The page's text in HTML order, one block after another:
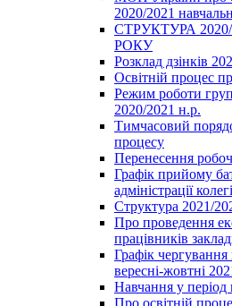
2020/2021
СТРУКТУРА
РОКУ
Розклад дзінків
Освітній процес
Режим роботи
2020/2021 н.р.
Тимчасовий
процесу
Перенесення
Графік прийому
адміністрації
Структура 2021/
Про проведення
працівників
Графік
вересні-жовтні
Навчання у період